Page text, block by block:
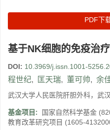
PDF下
基于NK细胞的免疫治
DOI: 10.3969/j.issn.1001-
程世纪, 匡天瑞, 董可帅, 余
武汉大学人民医院肝胆外科，武
基金项目: 国家自然科学基金
教育改革研究项目 (1605-